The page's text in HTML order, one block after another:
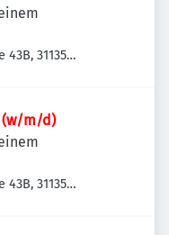
43B, 31135
(w/m/d)
43B, 31135